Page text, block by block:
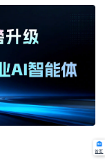
首页